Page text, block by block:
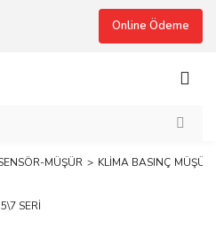
Online Ödeme
MÜŞÜR KLİMA BASINÇ